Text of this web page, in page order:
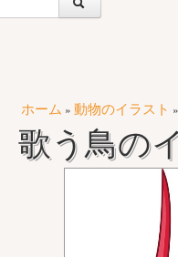
ホーム » 動物のイラスト »
歌う鳥の